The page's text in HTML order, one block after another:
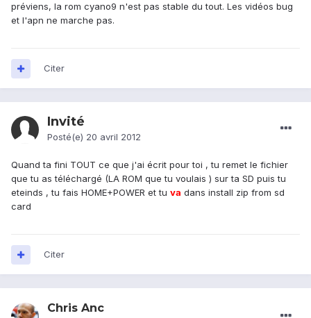
préviens, la rom cyano9 n'est pas stable du tout. Les vidéos bug
et l'apn ne marche pas.
Citer
Invité
Posté(e) 20 avril 2012
Quand ta fini TOUT ce que j'ai écrit pour toi , tu remet le fichier
que tu as téléchargé (LA ROM que tu voulais ) sur ta SD puis tu
eteinds , tu fais HOME+POWER et tu va dans install zip from sd
card
Citer
Chris Anc